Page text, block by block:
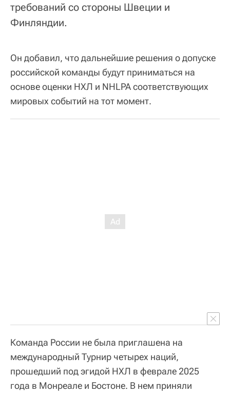
требований со стороны Швеции и
Финляндии.
Он добавил, что дальнейшие решения о допуске
российской команды будут приниматься на
основе оценки НХЛ и NHLPA соответствующих
мировых событий на тот момент.
Команда России не была приглашена на
международный Турнир четырех наций,
прошедший под эгидой НХЛ в феврале 2025
года в Монреале и Бостоне. В нем приняли